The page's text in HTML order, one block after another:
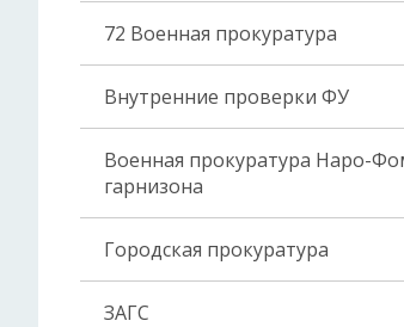
72 Военная прокуратура
Внутренние проверки ФУ
Военная прокуратура Наро-
гарнизона
Городская прокуратура
ЗАГС